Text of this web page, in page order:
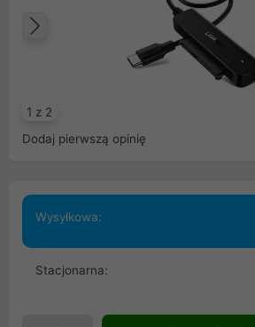
1 z 2
Poprzedni
Dodaj pierwszą opinię
Wysyłkowa:
Stacjonarna: